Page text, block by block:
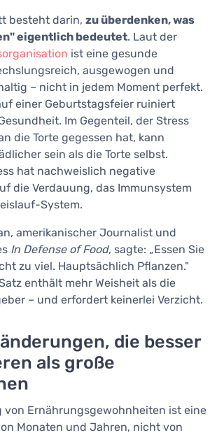
besteht darin, zu überdenken, was
eigentlich bedeutet. Laut der
ist eine gesunde
ausgewogen und
– nicht in jedem Moment perfekt.
einer Geburtstagsfeier ruiniert
Im Gegenteil, der Stress
die Torte gegessen hat, kann
sein als die Torte selbst.
hat nachweislich negative
die Verdauung, das Immunsystem
System.
amerikanischer Journalist und
In Defense of Food, sagte: „Essen Sie
zu viel. Hauptsächlich Pflanzen."
enthält mehr Weisheit als die
– und erfordert keinerlei Verzicht.
die besser
als große
von Ernährungsgewohnheiten ist eine
Monaten und Jahren, nicht von